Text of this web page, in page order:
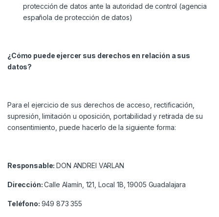
protección de datos ante la autoridad de control (agencia
española de protección de datos)
¿Cómo puede ejercer sus derechos en relación a sus
datos?
Para el ejercicio de sus derechos de acceso, rectificación,
supresión, limitación u oposición, portabilidad y retirada de su
consentimiento, puede hacerlo de la siguiente forma:
Responsable:DON ANDREI VARLAN
Dirección:Calle Alamín, 121, Local 1B, 19005 Guadalajara
Teléfono: 949 873 355